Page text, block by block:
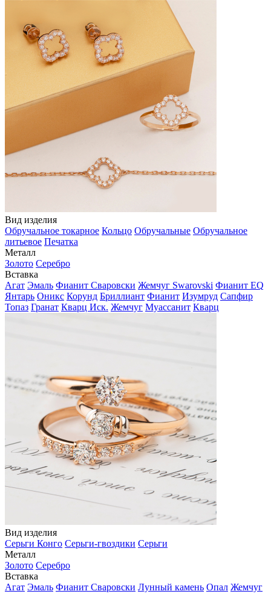
Вид изделия
Обручальное токарное Кольцо Обручальные Обручальное
литьевое Печатка
Металл
Золото Серебро
Вставка
Агат Эмаль Фианит Сваровски Жемчуг Swarovski Фианит EQ
Янтарь Оникс Корунд Бриллиант Фианит Изумруд Сапфир
Топаз Гранат Кварц Иск. Жемчуг Муассанит Кварц
Вид изделия
Серьги Конго Серьги-гвоздики Серьги
Металл
Золото Серебро
Вставка
Агат Эмаль Фианит Сваровски Лунный камень Опал Жемчуг